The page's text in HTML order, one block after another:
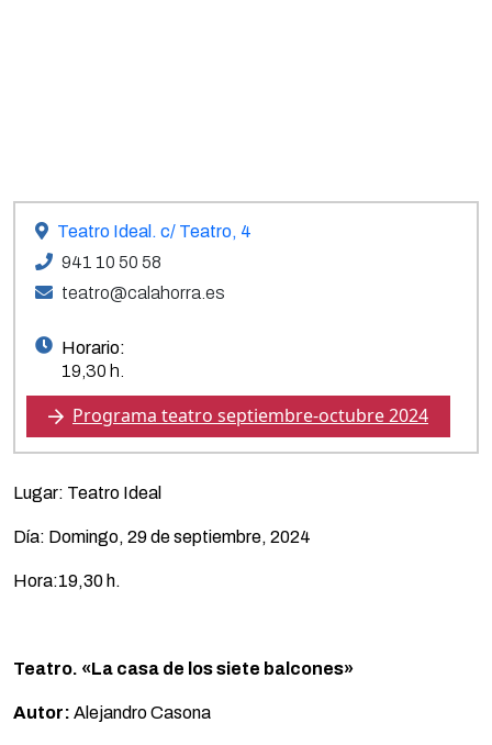
Teatro Ideal. c/ Teatro, 4
941 10 50 58
teatro@calahorra.es
Horario:
19,30 h.
Programa teatro septiembre-octubre 2024
Lugar: Teatro Ideal
Día: Domingo, 29 de septiembre, 2024
Hora:19,30 h.
Teatro. «La casa de los siete balcones»
Autor: Alejandro Casona